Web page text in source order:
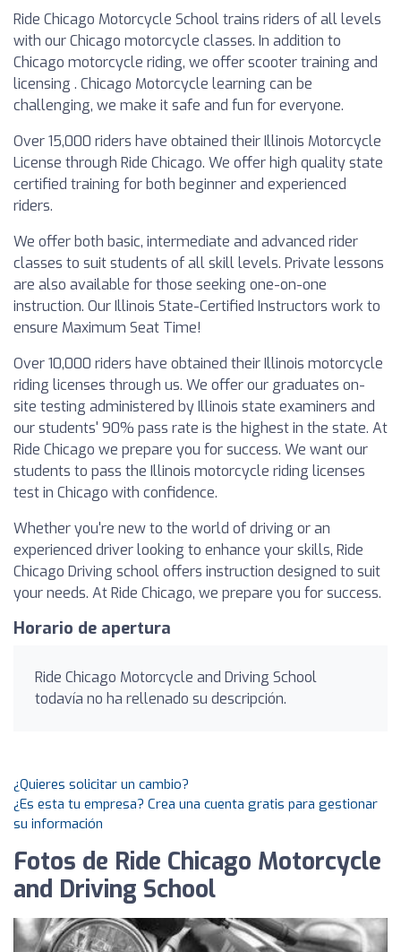
Ride Chicago Motorcycle School trains riders of all levels
with our Chicago motorcycle classes. In addition to
Chicago motorcycle riding, we offer scooter training and
licensing . Chicago Motorcycle learning can be
challenging, we make it safe and fun for everyone.
Over 15,000 riders have obtained their Illinois Motorcycle
License through Ride Chicago. We offer high quality state
certified training for both beginner and experienced
riders.
We offer both basic, intermediate and advanced rider
classes to suit students of all skill levels. Private lessons
are also available for those seeking one-on-one
instruction. Our Illinois State-Certified Instructors work to
ensure Maximum Seat Time!
Over 10,000 riders have obtained their Illinois motorcycle
riding licenses through us. We offer our graduates on-
site testing administered by Illinois state examiners and
our students' 90% pass rate is the highest in the state. At
Ride Chicago we prepare you for success. We want our
students to pass the Illinois motorcycle riding licenses
test in Chicago with confidence.
Whether you're new to the world of driving or an
experienced driver looking to enhance your skills, Ride
Chicago Driving school offers instruction designed to suit
your needs. At Ride Chicago, we prepare you for success.
Horario de apertura
Ride Chicago Motorcycle and Driving School
todavía no ha rellenado su descripción.
¿Quieres solicitar un cambio?
¿Es esta tu empresa? Crea una cuenta gratis para gestionar
su información
Fotos de Ride Chicago Motorcycle
and Driving School